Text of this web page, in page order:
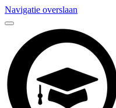
Navigatie overslaan